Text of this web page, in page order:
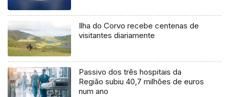
Ilha do Corvo recebe centenas de
visitantes diariamente
Passivo dos três hospitais da
Região subiu 40,7 milhões de euros
num ano